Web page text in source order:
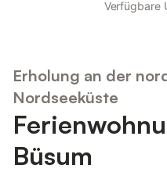
Verfügbare
Erholung an der
Nordseeküste
Büsum